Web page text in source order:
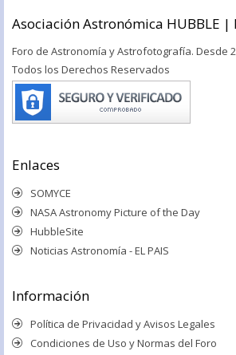
Asociación Astronómica HUBBLE |
Foro de Astronomía y Astrofotografía. Desde
Todos los Derechos Reservados
Enlaces
SOMYCE
NASA Astronomy Picture of the Day
HubbleSite
Noticias Astronomía - EL PAIS
Información
Política de Privacidad y Avisos Legales
Condiciones de Uso y Normas del Foro